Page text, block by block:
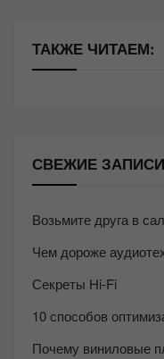
ТАКЖЕ ЧИТАЕМ:
СВЕЖИЕ ЗАПИСИ
Возьмите друга в
Чем дороже
Секреты Hi-Fi
10 способов
Почему виниловые